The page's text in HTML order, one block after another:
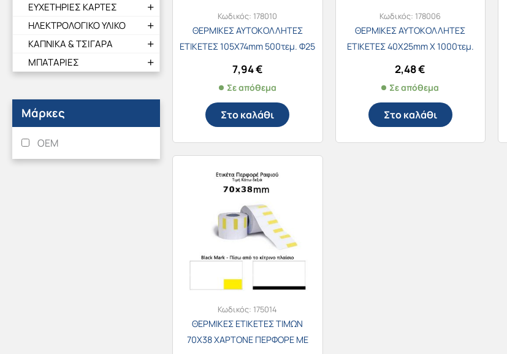
ΕΥΧΕΤΗΡΙΕΣ ΚΑΡΤΕΣ
ΗΛΕΚΤΡΟΛΟΓΙΚΟ ΥΛΙΚΟ
ΚΑΠΝΙΚΑ & ΤΣΙΓΑΡΑ
ΜΠΑΤΑΡΙΕΣ
Μάρκες
OEM
Κωδικός: 178010
ΘΕΡΜΙΚΕΣ ΑΥΤΟΚΟΛΛΗΤΕΣ
ΕΤΙΚΕΤΕΣ 105Χ74mm 500τεμ. Φ25
7,94€
Σε απόθεμα
Στο καλάθι
Κωδικός: 178006
ΘΕΡΜΙΚΕΣ ΑΥΤΟΚΟΛΛΗΤΕΣ
ΕΤΙΚΕΤΕΣ 40Χ25mm Χ 1000τεμ.
2,48€
Σε απόθεμα
Στο καλάθι
Κωδικός: 175014
ΘΕΡΜΙΚΕΣ ΕΤΙΚΕΤΕΣ ΤΙΜΩΝ
70Χ38 ΧΑΡΤΟΝΕ ΠΕΡΦΟΡΕ ΜΕ